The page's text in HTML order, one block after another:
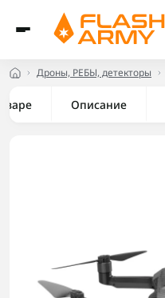
Дроны, РЕБЫ, детекторы
Описание